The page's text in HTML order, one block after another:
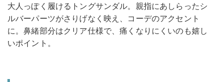
大人っぽく履けるトングサンダル。親指にあしらったシ
ルバーパーツがさりげなく映え、コーデのアクセント
に。鼻緒部分はクリア仕様で、痛くなりにくいのも嬉し
いポイント。